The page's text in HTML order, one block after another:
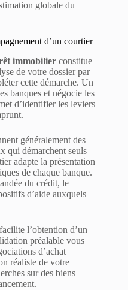
globale du
d’un courtier
immobilier constitue
de votre dossier par
cette démarche. Un
banques et négocie les
d’identifier les leviers
généralement des
qui démarchent seuls
adapte la présentation
de chaque banque.
du crédit, le
d’aide auxquels
facilite l’obtention d’un
préalable vous
d’achat
réaliste de votre
sur des biens